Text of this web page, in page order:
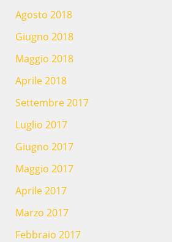
Agosto 2018
Giugno 2018
Maggio 2018
Aprile 2018
Settembre 2017
Luglio 2017
Giugno 2017
Maggio 2017
Aprile 2017
Marzo 2017
Febbraio 2017